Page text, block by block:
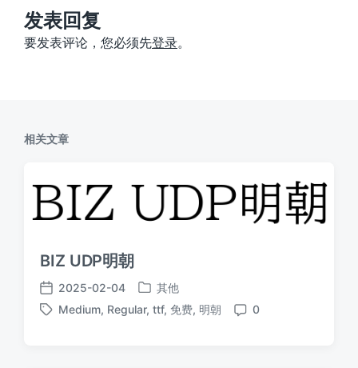
：
发表回复
要发表评论，您必须先登录。
相关文章
BIZ UDP明朝
发
布
2025-02-04
发
布
其他
标
Medium, Regular, ttf, 免费, 明朝
评
0